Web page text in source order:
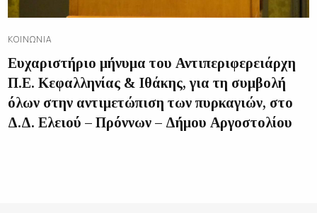
ΚΟΙΝΩΝΊΑ
Ευχαριστήριο μήνυμα του Αντιπεριφερειάρχη
Π.Ε. Κεφαλληνίας & Ιθάκης, για τη συμβολή
όλων στην αντιμετώπιση των πυρκαγιών, στο
Δ.Δ. Ελειού – Πρόννων – Δήμου Αργοστολίου